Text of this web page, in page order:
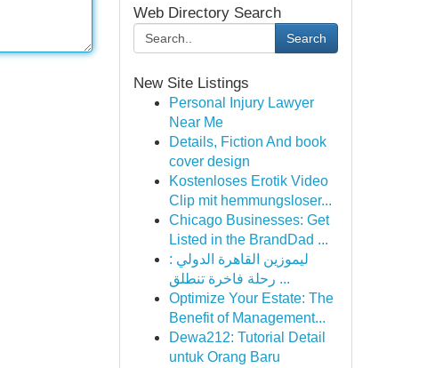
Web Directory Search
Search
New Site Listings
Personal Injury Lawyer
Near Me
Details, Fiction And book
cover design
Kostenloses Erotik Video
Clip mit hemmungsloser...
Chicago Businesses: Get
Listed in the BrandDad ...
ليموزين القاهرة الدولي :
رحلة فاخرة تنطلق ...
Optimize Your Estate: The
Benefit of Management...
Dewa212: Tutorial Detail
untuk Orang Baru